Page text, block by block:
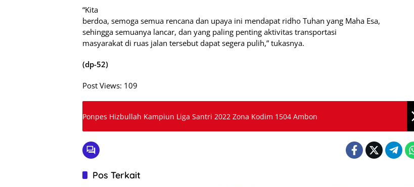
“Kita
berdoa, semoga semua rencana dan upaya ini mendapat ridho Tuhan yang Maha Esa,
sehingga semuanya lancar, dan yang paling penting aktivitas transportasi
masyarakat di ruas jalan tersebut dapat segera pulih,” tukasnya.
(dp-52)
Post Views: 109
Ponpes Hizbullah Kampiun Liga Santri 2022 Zona Kodim 1504 Ambon
Pos Terkait